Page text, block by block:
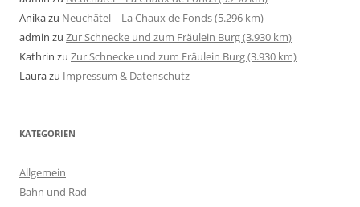
Anikazu Neuchâtel – La Chaux de Fonds (5.296 km)
admin zu Zur Schnecke und zum Fräulein Burg (3.930 km)
Kathrin zu Zur Schnecke und zum Fräulein Burg (3.930 km)
Laurazu Impressum & Datenschutz
KATEGORIEN
Allgemein
Bahn und Rad